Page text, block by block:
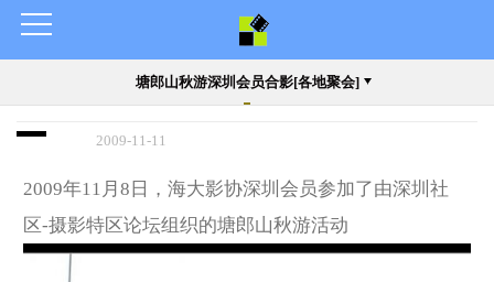
塘郎山秋游深圳会员合影[各地聚会]
2009-11-11
2009年11月8日，海大影协深圳会员参加了由深圳社
区-摄影特区论坛组织的塘郎山秋游活动